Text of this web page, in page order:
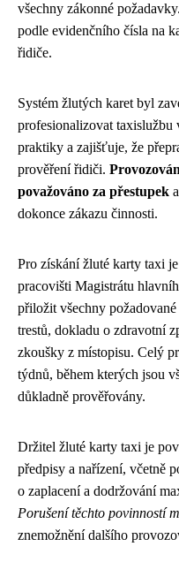
všechny zákonné
podle evidenčního čísla na
řidiče.
Systém žlutých karet byl
profesionalizovat taxislužbu
praktiky a zajišťuje, že
prověření řidiči.
považováno za přestupek
dokonce zákazu činnosti.
Pro získání žluté karty taxi
pracovišti Magistrátu
přiložit všechny
trestů, dokladu o zdravotní
zkoušky z místopisu. Celý
týdnů, během kterých jsou
důkladně prověřovány.
Držitel žluté karty taxi je
předpisy a nařízení, včetně
o zaplacení a dodržování
Porušení těchto povinností
znemožnění dalšího